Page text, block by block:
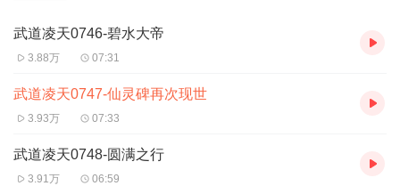
武道凌天0746-碧水大帝
3.88万 07:31
武道凌天0747-仙灵碑再次现世
3.93万 07:33
武道凌天0748-圆满之行
3.91万 06:59